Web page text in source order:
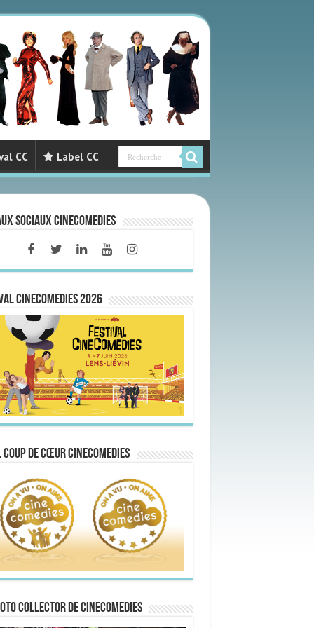
CC Label CC
sociaux CineComedies
CINECOMEDIES 2026
de Cœur CineComedies
collector de CineComedies